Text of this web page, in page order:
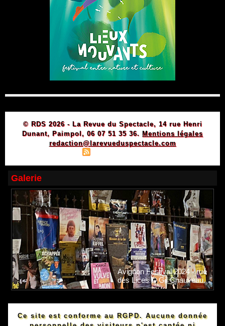
© RDS 2026 - La Revue du Spectacle, 14 rue Henri
Dunant, Paimpol, 06 07 51 35 36. Mentions légales
redaction@larevueduspectacle.com
Galerie
Avignon Festival 2024 - rue
des Lices © Gil Chauveau.
Ce site est conforme au RGPD. Aucune donnée